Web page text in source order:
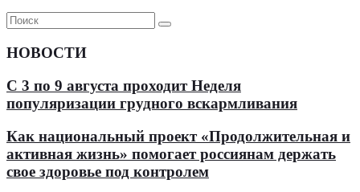
НОВОСТИ
С 3 по 9 августа проходит Неделя
популяризации грудного вскармливания
Как национальный проект «Продолжительная и
активная жизнь» помогает россиянам держать
свое здоровье под контролем